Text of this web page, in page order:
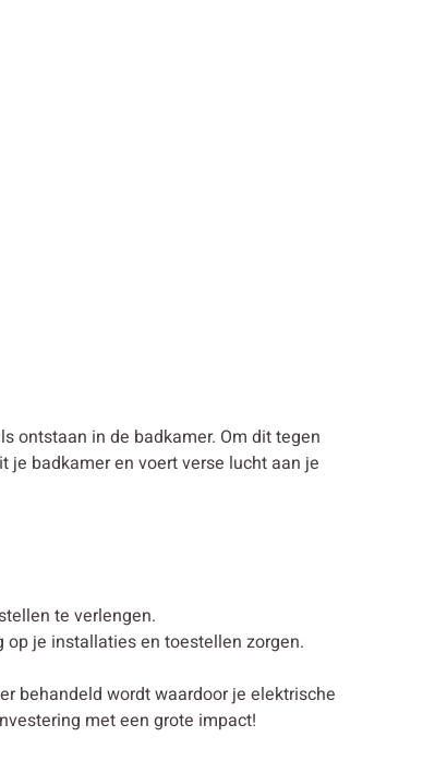
ontstaan in de badkamer. Om dit tegen
badkamer en voert verse lucht aan je
te verlengen.
je installaties en toestellen zorgen.
behandeld wordt waardoor je elektrische
met een grote impact!